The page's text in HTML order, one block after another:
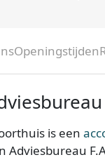
Openingstijden
is een